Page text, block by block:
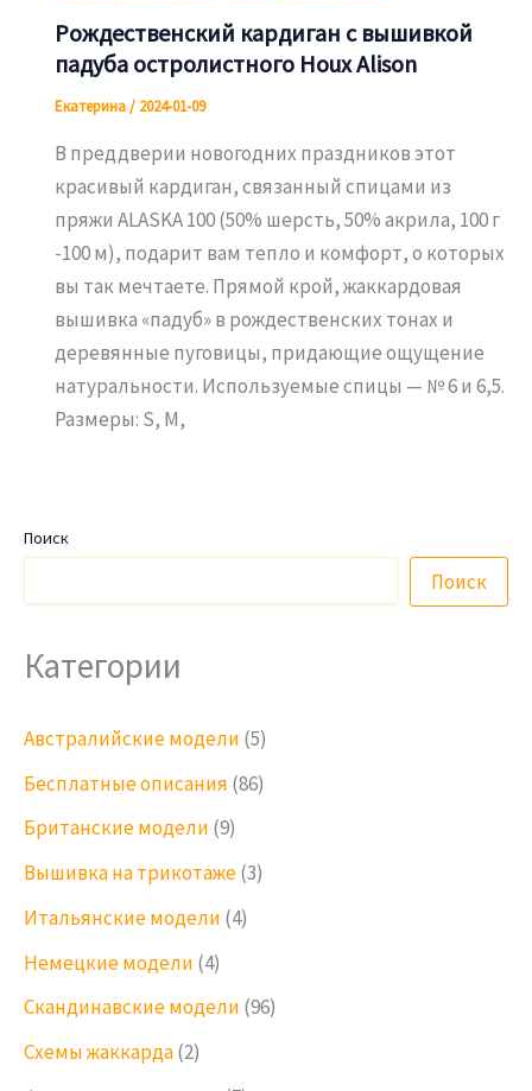
Рождественский кардиган с вышивкой
падуба остролистного Houx Alison
Екатерина/ 2024-01-09
В преддверии новогодних праздников этот
красивый кардиган, связанный спицами из
пряжи ALASKA 100 (50% шерсть, 50% акрила, 100 г
-100 м), подарит вам тепло и комфорт, о которых
вы так мечтаете. Прямой крой, жаккардовая
вышивка «падуб» в рождественских тонах и
деревянные пуговицы, придающие ощущение
натуральности. Используемые спицы — № 6 и 6,5.
Размеры: S, M,
Поиск
Поиск
Категории
Австралийские модели (5)
Бесплатные описания (86)
Британские модели (9)
Вышивка на трикотаже(3)
Итальянские модели (4)
Немецкие модели (4)
Скандинавские модели (96)
Схемы жаккарда(2)